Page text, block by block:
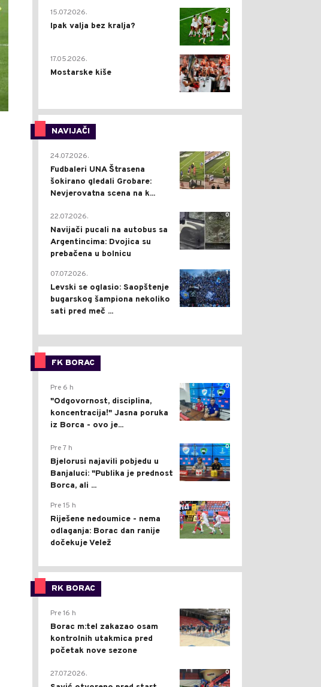
2
15.07.2026.
Ipak valja bez kralja?
0
17.05.2026.
Mostarske kiše
NAVIJAČI
0
24.07.2026.
Fudbaleri UNA Štrasena
šokirano gledali Grobare:
Nevjerovatna scena na k...
0
22.07.2026.
Navijači pucali na autobus sa
Argentincima: Dvojica su
prebačena u bolnicu
1
07.07.2026.
Levski se oglasio: Saopštenje
bugarskog šampiona nekoliko
sati pred meč ...
FK BORAC
0
Pre 6 h
"Odgovornost, disciplina,
koncentracija!" Jasna poruka
iz Borca - ovo je...
0
Pre 7 h
Bjelorusi najavili pobjedu u
Banjaluci: "Publika je prednost
Borca, ali ...
0
Pre 15 h
Riješene nedoumice - nema
odlaganja: Borac dan ranije
dočekuje Velež
RK BORAC
0
Pre 16 h
Borac m:tel zakazao osam
kontrolnih utakmica pred
početak nove sezone
0
27.07.2026.